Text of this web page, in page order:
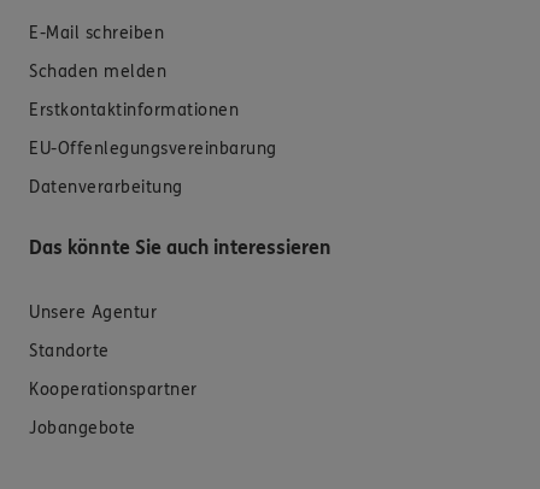
E-Mail schreiben
Schaden melden
Erstkontaktinformationen
EU-Offenlegungsvereinbarung
Datenverarbeitung
Das könnte Sie auch interessieren
Unsere Agentur
Standorte
Kooperationspartner
Jobangebote